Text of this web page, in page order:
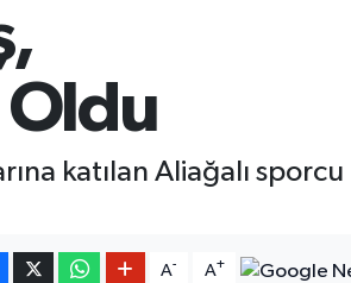
Oldu
katılan Aliağalı sporcu
A- A+